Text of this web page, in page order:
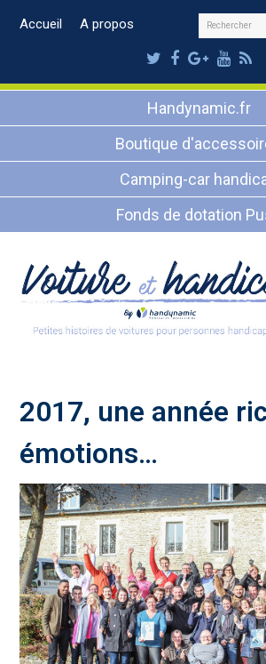
Accueil A propos Rechercher
Twitter
Facebook
Google
Plus
Handynamic.fr
Boutique
Camping-car
Fonds de dotation
2017, une année
émotions…